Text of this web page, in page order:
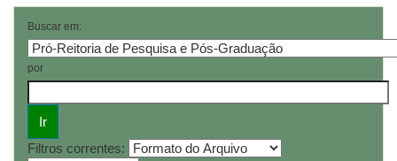
Buscar em:
por
Filtros correntes: